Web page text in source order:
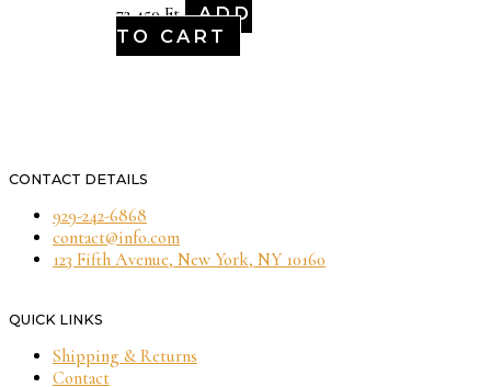
72,450Ft
ADD
TO CART
CONTACT DETAILS
929-242-6868
contact@info.com
123 Fifth Avenue, New York, NY 10160
QUICK LINKS
Shipping & Returns
Contact